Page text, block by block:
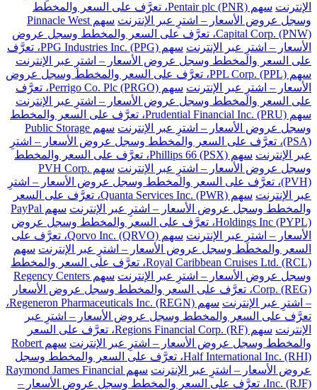
الإنترنت
سهم Pentair plc (PNR)، تعرَّف على السعر والمخطط
وسجل عروض الأسعار – اشترِ عبر الإنترنت
سهم Pinnacle West
Capital Corp. (PNW)، تعرَّف على السعر والمخطط وسجل عروض
الأسعار – اشترِ عبر الإنترنت
سهم PPG Industries Inc. (PPG)، تعرَّف
على السعر والمخطط وسجل عروض الأسعار – اشترِ عبر الإنترنت
سهم PPL Corp. (PPL)، تعرَّف على السعر والمخطط وسجل عروض
الأسعار – اشترِ عبر الإنترنت
سهم Perrigo Co. Plc (PRGO)، تعرَّف
على السعر والمخطط وسجل عروض الأسعار – اشترِ عبر الإنترنت
سهم Prudential Financial Inc. (PRU)، تعرَّف على السعر والمخطط
وسجل عروض الأسعار – اشترِ عبر الإنترنت
سهم Public Storage
(PSA)، تعرَّف على السعر والمخطط وسجل عروض الأسعار – اشترِ
عبر الإنترنت
سهم Phillips 66 (PSX)، تعرَّف على السعر والمخطط
وسجل عروض الأسعار – اشترِ عبر الإنترنت
سهم PVH Corp.
(PVH)، تعرَّف على السعر والمخطط وسجل عروض الأسعار – اشترِ
عبر الإنترنت
سهم Quanta Services Inc. (PWR)، تعرَّف على السعر
والمخطط وسجل عروض الأسعار – اشترِ عبر الإنترنت
سهم PayPal
Holdings Inc (PYPL)، تعرَّف على السعر والمخطط وسجل عروض
الأسعار – اشترِ عبر الإنترنت
سهم Qorvo Inc. (QRVO)، تعرَّف على
السعر والمخطط وسجل عروض الأسعار – اشترِ عبر الإنترنت سهم
Royal Caribbean Cruises Ltd. (RCL)، تعرَّف على السعر والمخطط
وسجل عروض الأسعار – اشترِ عبر الإنترنت
سهم Regency Centers
Corp. (REG)، تعرَّف على السعر والمخطط وسجل عروض الأسعار
– اشترِ عبر الإنترنت
سهم Regeneron Pharmaceuticals Inc. (REGN)،
تعرَّف على السعر والمخطط وسجل عروض الأسعار – اشترِ عبر
الإنترنت
سهم Regions Financial Corp. (RF)، تعرَّف على السعر
والمخطط وسجل عروض الأسعار – اشترِ عبر الإنترنت
سهم Robert
Half International Inc. (RHI)، تعرَّف على السعر والمخطط وسجل
عروض الأسعار – اشترِ عبر الإنترنت
سهم Raymond James Financial
Inc. (RJF)، تعرَّف على السعر والمخطط وسجل عروض الأسعار –